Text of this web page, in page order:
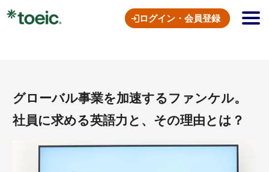
ログイン・会員登録
グローバル事業を加速するファンケル。
社員に求める英語力と、その理由とは？